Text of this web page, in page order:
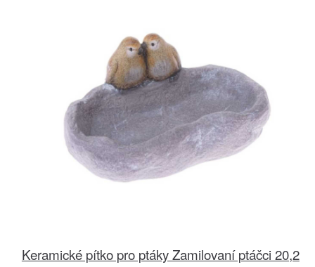
Keramické pítko pro ptáky Zamilovaní ptáčci 20,2